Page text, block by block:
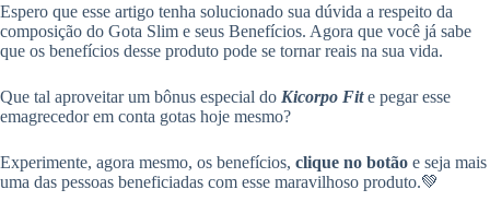
Espero que esse artigo tenha solucionado sua dúvida a respeito da
composição do Gota Slim e seus Benefícios. Agora que você já sabe
que os benefícios desse produto pode se tornar reais na sua vida.
Que tal aproveitar um bônus especial do Kicorpo Fite pegar esse
emagrecedor em conta gotas hoje mesmo?
Experimente, agora mesmo, os benefícios, clique no botão e seja mais
uma das pessoas beneficiadas com esse maravilhoso produto.💚